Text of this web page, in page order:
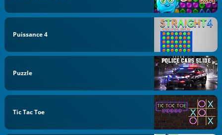
Puissance 4
Puzzle
Tic Tac Toe